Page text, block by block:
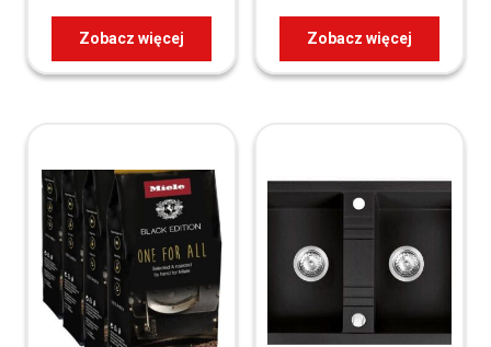
Zobacz więcej Zobacz więcej